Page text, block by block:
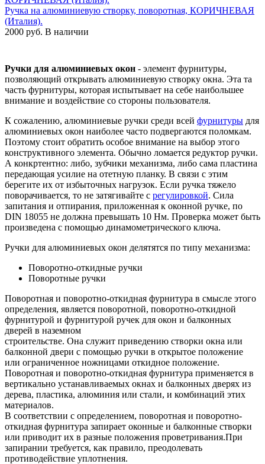
Ручка на алюминиевую створку, поворотная, КОРИЧНЕВАЯ
(Италия).
2000 руб. В наличии
Ручки для алюминиевых окон - элемент фурнитуры,
позволяющий открывать алюминиевую створку окна. Эта та
часть фурнитуры, которая испытывает на себе наибольшее
внимание и воздействие со стороны пользователя.
К сожалению, алюминиевые ручки среди всей фурнитуры для
алюминиевых окон наиболее часто подвергаются поломкам.
Поэтому стоит обратить особое внимание на выбор этого
конструктивного элемента. Обычно ломается редуктор ручки.
А конкртентно: либо, зубчики механизма, либо сама пластина
передающая усилие на отетную планку. В связи с этим
берегите их от избыточных нагрузок. Если ручка тяжело
поворачивается, то не затягивайте с регулировкой. Сила
запитания и отпирания, приложенная к оконной ручке, по
DIN 18055 не должна превышать 10 Hм. Проверка может быть
произведена с помощью динамометрического ключа.
Ручки для алюминиевых окон делятятся по типу механизма:
Поворотно-откидные ручки
Поворотные ручки
Поворотная и поворотно-откидная фурнитура в смысле этого
определения, является поворотной, поворотно-откидной
фурнитурой и фурнитурой ручек для окон и балконных
дверей в наземном
строительстве. Она служит приведению створки окна или
балконной двери с помощью ручки в открытое положение
или ограниченное ножницами откидное положение.
Поворотная и поворотно-откидная фурнитура применяется в
вертикально устанавливаемых окнах и балконных дверях из
дерева, пластика, алюминия или стали, и комбинаций этих
материалов.
В соответствии с определением, поворотная и поворотно-
откидная фурнитура запирает оконные и балконные створки
или приводит их в разные положения проветривания.При
запирании требуется, как правило, преодолевать
противодействие уплотнения.